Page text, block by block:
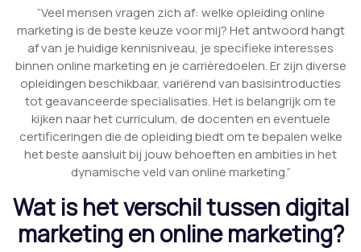
“Veel mensen vragen zich af: welke opleiding online
marketing is de beste keuze voor mij? Het antwoord hangt
af van je huidige kennisniveau, je specifieke interesses
binnen online marketing en je carrièredoelen. Er zijn diverse
opleidingen beschikbaar, variërend van basisintroducties
tot geavanceerde specialisaties. Het is belangrijk om te
kijken naar het curriculum, de docenten en eventuele
certificeringen die de opleiding biedt om te bepalen welke
het beste aansluit bij jouw behoeften en ambities in het
dynamische veld van online marketing.”
Wat is het verschil tussen digital
marketing en online marketing?